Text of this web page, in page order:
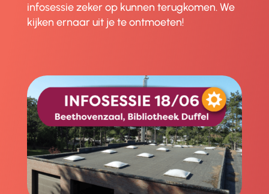
infosessie zeker op kunnen terugkomen. We
kijken ernaar uit je te ontmoeten!